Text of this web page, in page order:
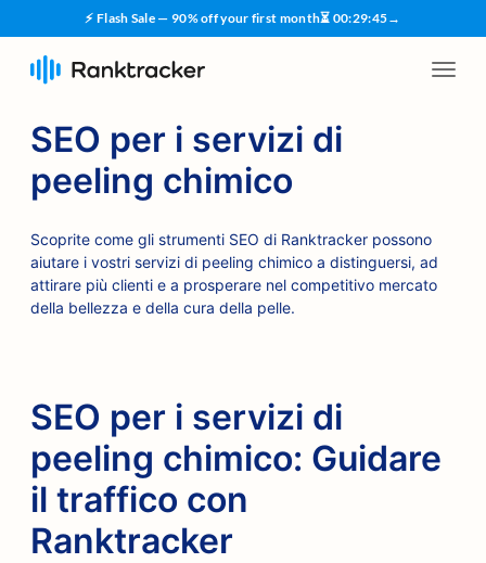
⚡ Flash Sale — 90% off your first month⏳ 00:29:45→
SEO per i servizi di
peeling chimico
Scoprite come gli strumenti SEO di Ranktracker possono
aiutare i vostri servizi di peeling chimico a distinguersi, ad
attirare più clienti e a prosperare nel competitivo mercato
della bellezza e della cura della pelle.
SEO per i servizi di
peeling chimico: Guidare
il traffico con
Ranktracker